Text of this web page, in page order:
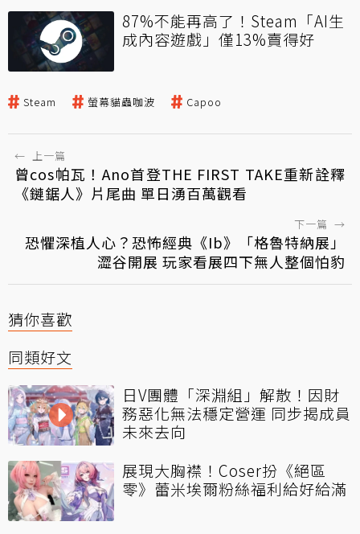
87%不能再高了！Steam「AI生
成內容遊戲」僅13%賣得好
Steam 螢幕貓蟲咖波 Capoo
← 上一篇
曾cos帕瓦！Ano首登THE FIRST TAKE重新詮釋
《鏈鋸人》片尾曲 單日湧百萬觀看
下一篇 →
恐懼深植人心？恐怖經典《Ib》「格魯特納展」
澀谷開展 玩家看展四下無人整個怕豹
猜你喜歡
同類好文
日V團體「深淵組」解散！因財
務惡化無法穩定營運 同步揭成員
未來去向
展現大胸襟！Coser扮《絕區
零》蕾米埃爾粉絲福利給好給滿